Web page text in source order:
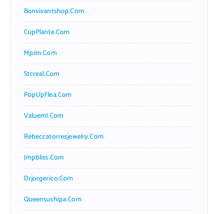
Bonvivantshop.com
CupPlante.com
Mpzin.com
Stcreal.com
PopUpFlea.com
Valueml.com
Rebeccatorresjewelry.com
Jmpbliss.com
Drjorgerico.com
Queensushipa.com